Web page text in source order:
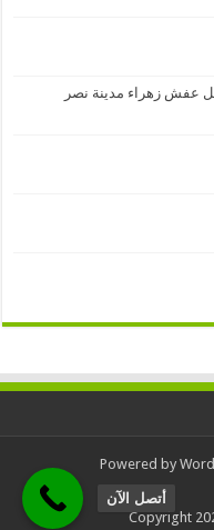
عفش زهراء مدينة نصر
Powered by
أتصل الآن